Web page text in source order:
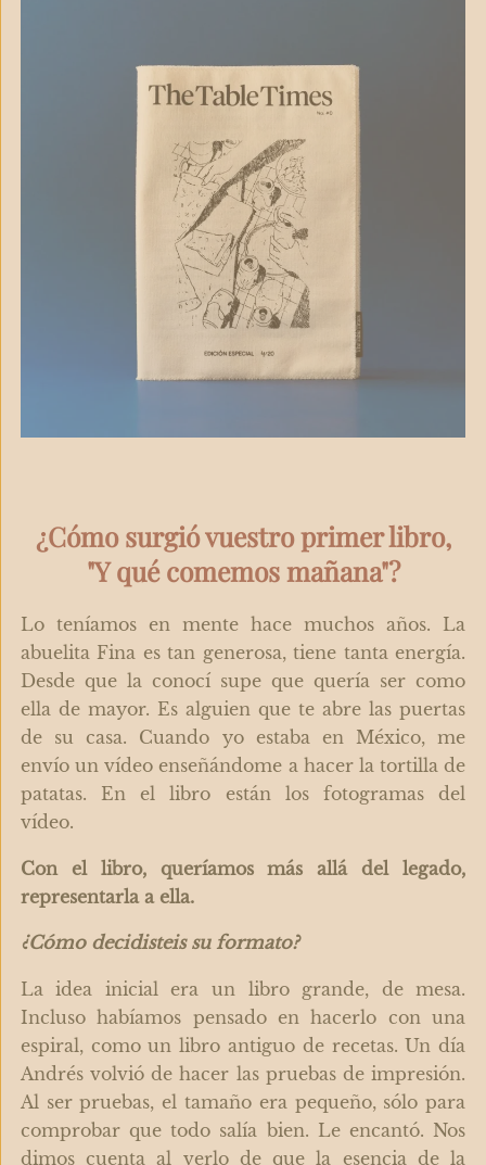
¿Cómo surgió vuestro primer libro,
"Y qué comemos mañana"?
Lo teníamos en mente hace muchos años. La
abuelita Fina es tan generosa, tiene tanta energía.
Desde que la conocí supe que quería ser como
ella de mayor. Es alguien que te abre las puertas
de su casa. Cuando yo estaba en México, me
envío un vídeo enseñándome a hacer la tortilla de
patatas. En el libro están los fotogramas del
vídeo.
Con el libro, queríamos más allá del legado,
representarla a ella.
¿Cómo decidisteis su formato?
La idea inicial era un libro grande, de mesa.
Incluso habíamos pensado en hacerlo con una
espiral, como un libro antiguo de recetas. Un día
Andrés volvió de hacer las pruebas de impresión.
Al ser pruebas, el tamaño era pequeño, sólo para
comprobar que todo salía bien. Le encantó. Nos
dimos cuenta al verlo de que la esencia de la